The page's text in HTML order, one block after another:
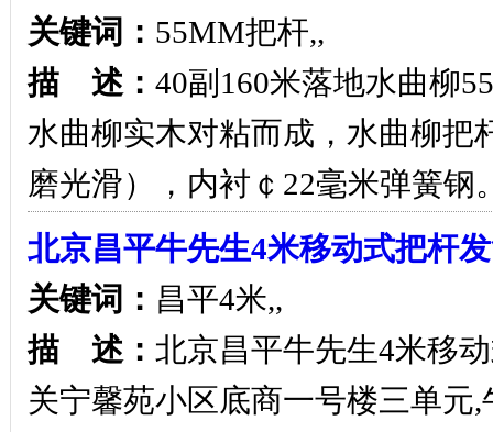
关键词： 55MM把杆,,
描 述： 40副160米落地水曲柳
水曲柳实木对粘而成，水曲柳把
磨光滑），内衬￠22毫米弹簧钢
北京昌平牛先生4米移动式把杆
关键词： 昌平4米,,
描 述： 北京昌平牛先生4米移
关宁馨苑小区底商一号楼三单元